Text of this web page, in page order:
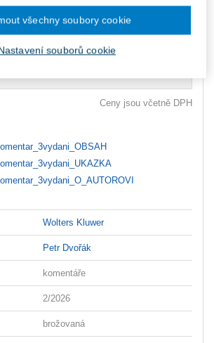
že v období od 1.8. do 21.8. z technických
Ceny jsou včetně DPH
Wolters Kluwer
Petr Dvořák
komentáře
2/2026
brožovaná
souborů cookie
všechny soubory cookie